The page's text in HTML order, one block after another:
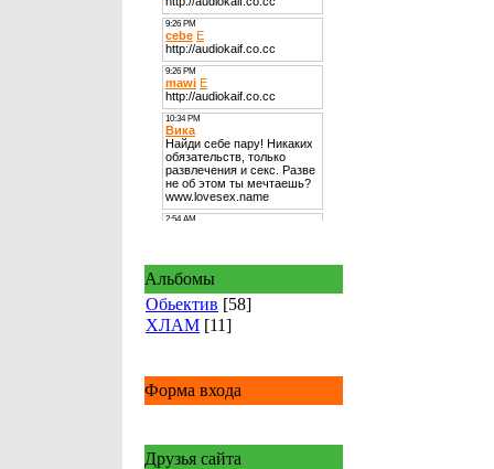
Альбомы
Обьектив [58]
ХЛАМ [11]
Форма входа
Друзья сайта